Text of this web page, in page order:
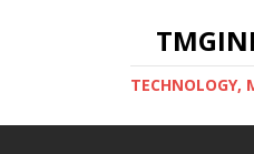
ТECHNOLOGY,